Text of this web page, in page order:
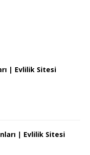
| Evlilik Sitesi
| Evlilik Sitesi